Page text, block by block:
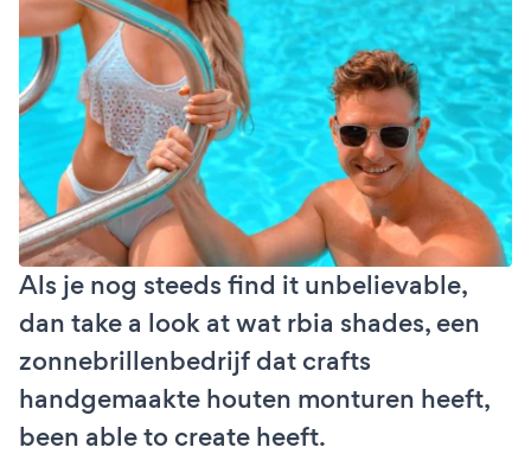
Als je nog steeds find it unbelievable,
dan take a look at wat rbia shades, een
zonnebrillenbedrijf dat crafts
handgemaakte houten monturen heeft,
been able to create heeft.